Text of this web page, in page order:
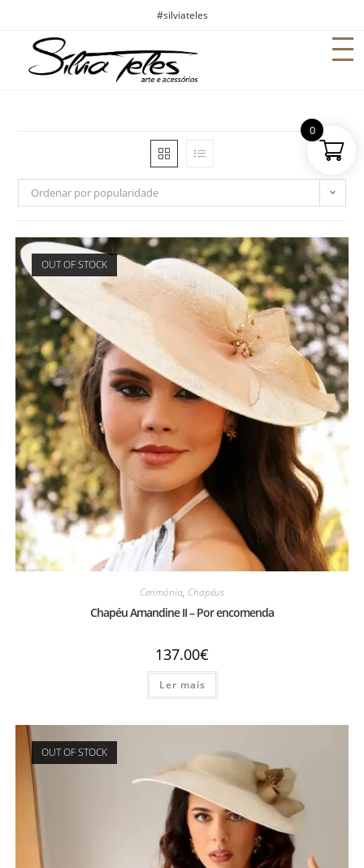
#silviateles
Ordenar por popularidade
OUT OF STOCK
Cerimónia, Chapéus
Chapéu Amandine II – Por encomenda
137.00€
Ler mais
OUT OF STOCK
0